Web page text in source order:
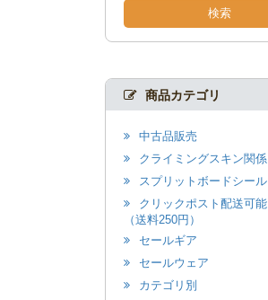
検索
商品カテゴリ
中古品販売
クライミングスキン関係
スプリットボードシール
クリックポスト配送可能
（送料250円）
セールギア
セールウェア
カテゴリ別